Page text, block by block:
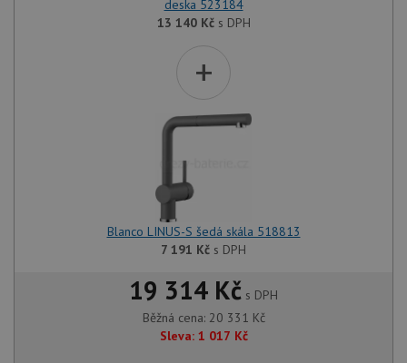
deska 523184
13 140 Kčs DPH
+
Blanco LINUS-S šedá skála 518813
7 191 Kč s DPH
19 314 Kč s DPH
Běžná cena: 20 331 Kč
Sleva: 1 017 Kč